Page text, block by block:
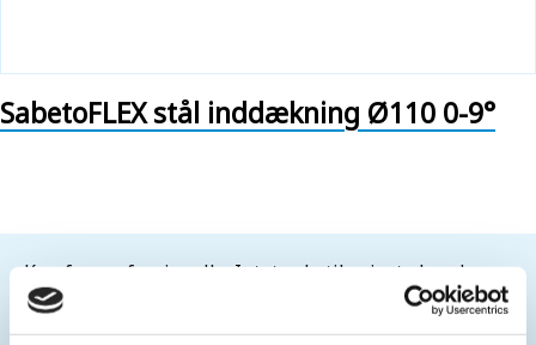
SabetoFLEX stål inddækning Ø110 0-9°
Kun for professionelle. Intet salg til private kunder.
For at købe dette produkt, skal du være
logget ind
Opret login